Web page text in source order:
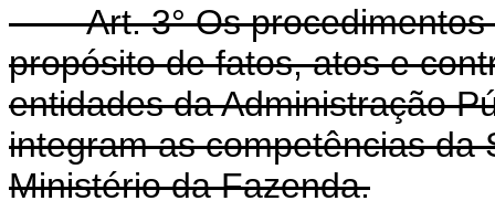
Art. 3° Os procedimentos
propósito de fatos, atos e
entidades da Administração
integram as competências da
Ministério da Fazenda.